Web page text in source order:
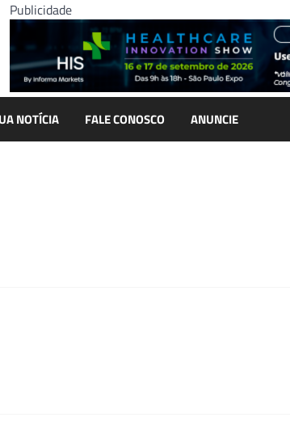
Publicidade
NOTÍCIA FALE CONOSCO ANUNCIE